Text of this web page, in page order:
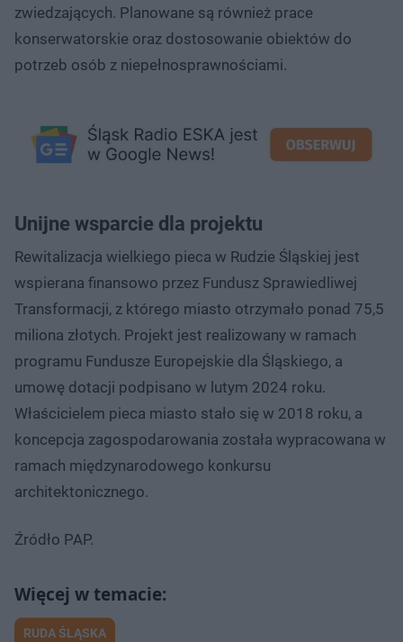
zwiedzających. Planowane są również prace
konserwatorskie oraz dostosowanie obiektów do
potrzeb osób z niepełnosprawnościami.
Unijne wsparcie dla projektu
Rewitalizacja wielkiego pieca w Rudzie Śląskiej jest
wspierana finansowo przez Fundusz Sprawiedliwej
Transformacji, z którego miasto otrzymało ponad 75,5
miliona złotych. Projekt jest realizowany w ramach
programu Fundusze Europejskie dla Śląskiego, a
umowę dotacji podpisano w lutym 2024 roku.
Właścicielem pieca miasto stało się w 2018 roku, a
koncepcja zagospodarowania została wypracowana w
ramach międzynarodowego konkursu
architektonicznego.
Źródło PAP.
RUDA ŚLĄSKA